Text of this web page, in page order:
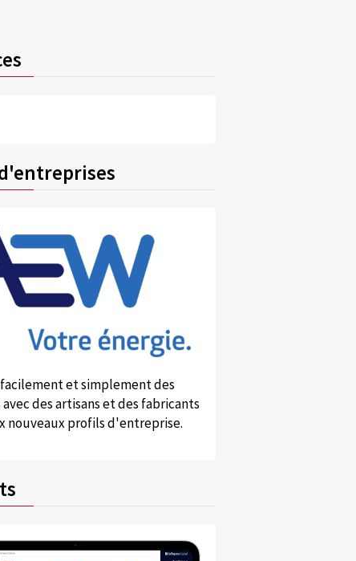
et simplement des
des artisans et des fabricants
nouveaux profils d'entreprise.